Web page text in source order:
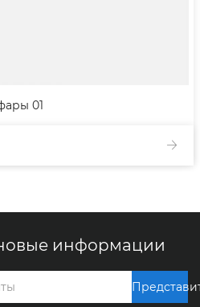
01
информации